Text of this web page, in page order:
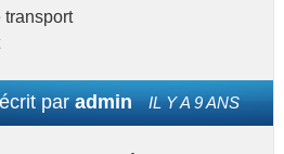
transport
paradmin IL Y A 9 ANS